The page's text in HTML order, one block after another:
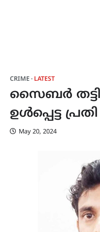
CRIME LATEST
സൈബർ
ഉൾപ്പെട്ട
May 20, 2024